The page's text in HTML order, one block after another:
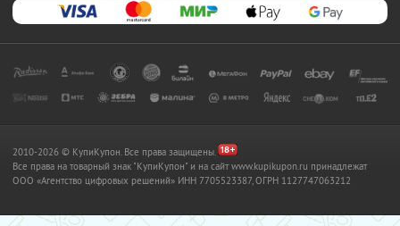
2010-2026 © КупиКупон. Все права защищены.
Все права на товарный знак "КупиКупон" и на сайт www.kupikupon.ru принадлежат
OOO «Агентство цифровых решений» ИНН 7705523387, ОГРН 1127747063212